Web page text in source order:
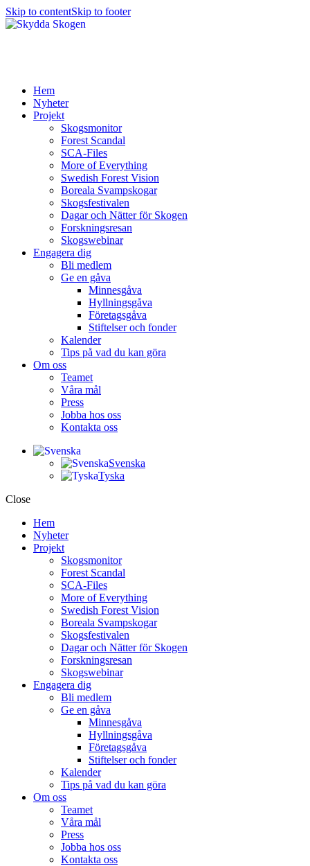
Skip to contentSkip to footer
Hem
Nyheter
Projekt
Skogsmonitor
Forest Scandal
SCA-Files
More of Everything
Swedish Forest Vision
Boreala Svampskogar
Skogsfestivalen
Dagar och Nätter för Skogen
Forskningsresan
Skogswebinar
Engagera dig
Bli medlem
Ge en gåva
Minnesgåva
Hyllningsgåva
Företagsgåva
Stiftelser och fonder
Kalender
Tips på vad du kan göra
Om oss
Teamet
Våra mål​
Press
Jobba hos oss
Kontakta oss
Svenska
Tyska
Close
Hem
Nyheter
Projekt
Skogsmonitor
Forest Scandal
SCA-Files
More of Everything
Swedish Forest Vision
Boreala Svampskogar
Skogsfestivalen
Dagar och Nätter för Skogen
Forskningsresan
Skogswebinar
Engagera dig
Bli medlem
Ge en gåva
Minnesgåva
Hyllningsgåva
Företagsgåva
Stiftelser och fonder
Kalender
Tips på vad du kan göra
Om oss
Teamet
Våra mål​
Press
Jobba hos oss
Kontakta oss